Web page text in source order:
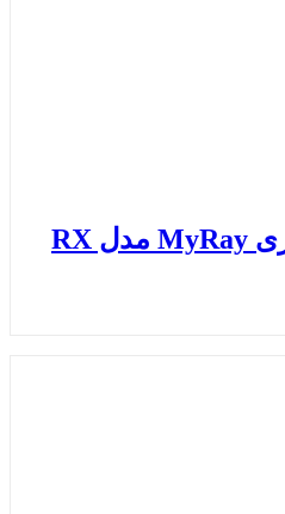
رادیوگرافی دیواری MyRay مدل RX